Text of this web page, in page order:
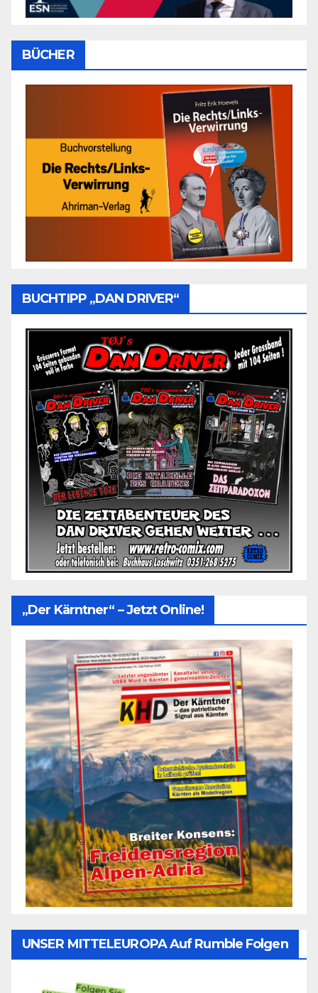
BÜCHER
BUCHTIPP „DAN DRIVER“
„Der Kärntner“ – Jetzt Online!
UNSER MITTELEUROPA Auf Rumble Folgen